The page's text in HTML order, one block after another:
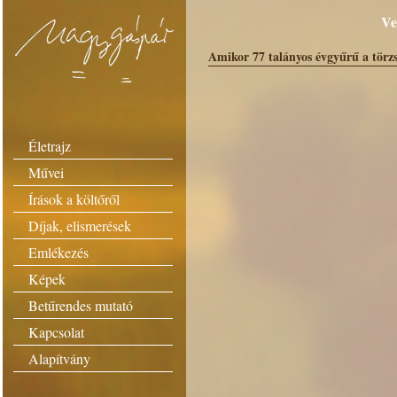
Életrajz
Művei
Írások a költőről
Díjak, elismerések
Emlékezés
Képek
Betűrendes mutató
Kapcsolat
Alapítvány
Amikor 77 talányos évgyűrű a